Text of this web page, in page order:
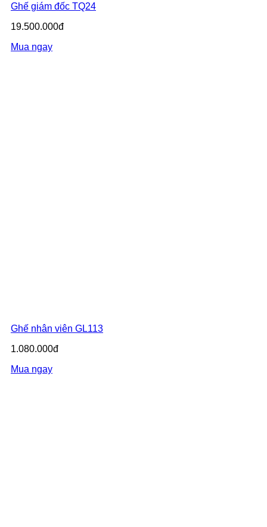
Ghế giám đốc TQ24
19.500.000đ
Mua ngay
Ghế nhân viên GL113
1.080.000đ
Mua ngay